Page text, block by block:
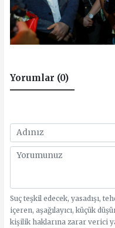
Yorumlar (0)
Suç teşkil edecek, yasadışı,
içeren, aşağılayıcı, küçük
kişilik haklarına zarar verici